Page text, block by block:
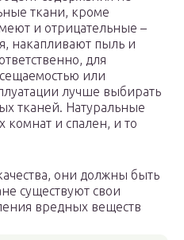
ткани, кроме
и отрицательные –
накапливают пыль и
для
или
лучше выбирать
тканей. Натуральные
комнат и спален, и то
они должны быть
существуют свои
вредных веществ